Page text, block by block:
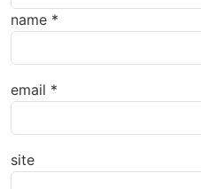
name *
email *
site